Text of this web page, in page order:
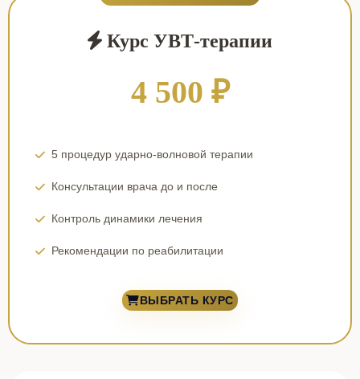
Курс УВТ-терапии
4 500 ₽
5 процедур ударно-волновой терапии
Консультации врача до и после
Контроль динамики лечения
Рекомендации по реабилитации
ВЫБРАТЬ КУРС